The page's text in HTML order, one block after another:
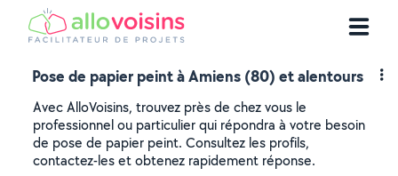
Pose de papier peint à Amiens (80) et alentours
Avec AlloVoisins, trouvez près de chez vous le
professionnel ou particulier qui répondra à votre besoin
de pose de papier peint. Consultez les profils,
contactez-les et obtenez rapidement réponse.